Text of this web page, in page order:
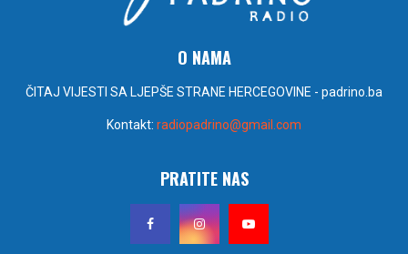
O NAMA
ČITAJ VIJESTI SA LJEPŠE STRANE HERCEGOVINE - padrino.ba
Kontakt: radiopadrino@gmail.com
PRATITE NAS